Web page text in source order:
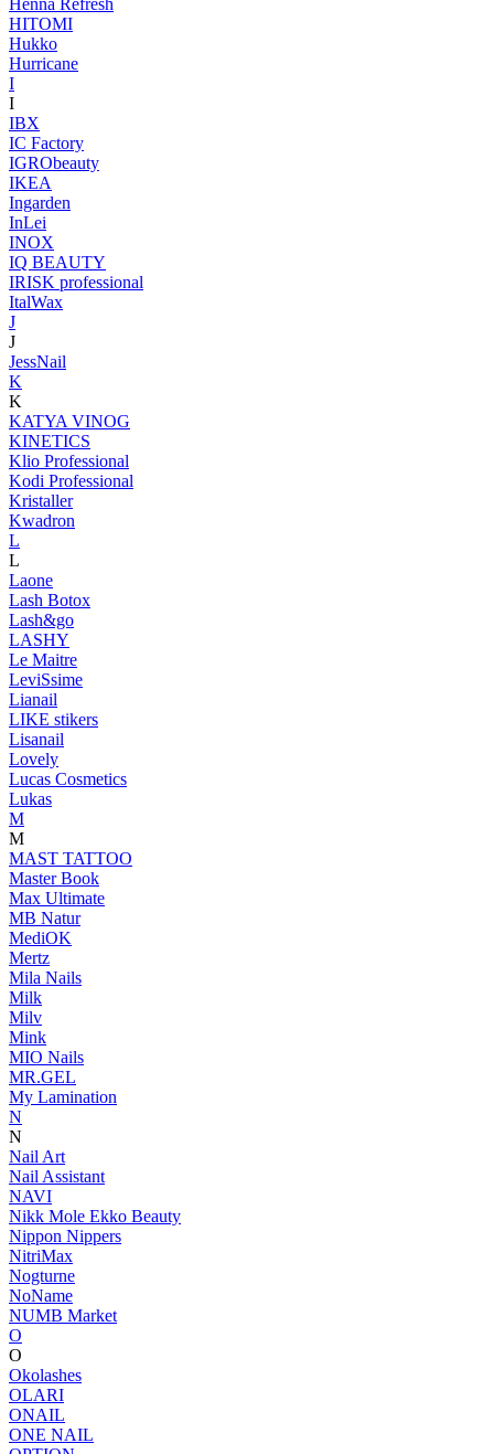
Henna Refresh
HITOMI
Hukko
Hurricane
I
I
IBX
IC Factory
IGRObeauty
IKEA
Ingarden
InLei
INOX
IQ BEAUTY
IRISK professional
ItalWax
J
J
JessNail
K
K
KATYA VINOG
KINETICS
Klio Professional
Kodi Professional
Kristaller
Kwadron
L
L
Laone
Lash Botox
Lash&go
LASHY
Le Maitre
LeviSsime
Lianail
LIKE stikers
Lisanail
Lovely
Lucas Cosmetics
Lukas
M
M
MAST TATTOO
Master Book
Max Ultimate
MB Natur
MediOK
Mertz
Mila Nails
Milk
Milv
Mink
MIO Nails
MR.GEL
My Lamination
N
N
Nail Art
Nail Assistant
NAVI
Nikk Mole Ekko Beauty
Nippon Nippers
NitriMax
Nogturne
NoName
NUMB Market
O
O
Okolashes
OLARI
ONAIL
ONE NAIL